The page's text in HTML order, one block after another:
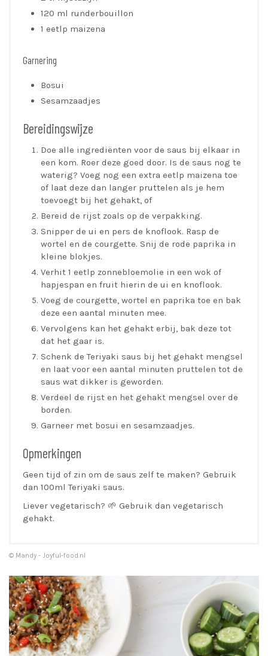
120 ml runderbouillon
1 eetlp maizena
Garnering
Bosui
Sesamzaadjes
Bereidingswijze
Doe alle ingrediënten voor de saus bij elkaar in
een kom. Roer deze goed door. Is de saus nog te
waterig? Voeg nog een extra eetlp maizena toe
of laat deze dan langer pruttelen als je hem
toevoegt bij het gehakt, of
Bereid de rijst zoals op de verpakking.
Snipper de ui en pers de knoflook. Rasp de
wortel en de courgette. Snij de rode paprika in
kleine blokjes.
Verhit 1 eetlp zonnebloemolie in een wok of
hapjespan en fruit hierin de ui en knoflook.
Voeg de courgette, wortel en paprika toe en bak
deze een aantal minuten mee.
Vervolgens kan het gehakt erbij, bak deze tot
dat het gaar is.
Schenk de Teriyaki saus bij het gehakt mengsel
en laat voor een aantal minuten pruttelen tot de
saus wat dikker is geworden.
Verdeel de rijst en het gehakt mengsel over de
borden.
Garneer met bosui en sesamzaadjes.
Opmerkingen
Geen tijd of zin om de saus zelf te maken? Gebruik
dan 100ml Teriyaki saus.
Liever vegetarisch? 🌱 Gebruik dan vegetarisch
gehakt.
© Mandy - Joyful-food.nl